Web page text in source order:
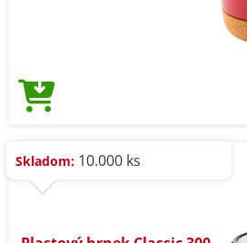
Skladom: 10.000 ks